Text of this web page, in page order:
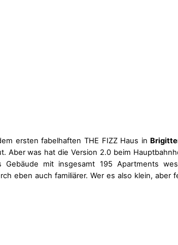
ersten fabelhaften THE FIZZ Haus in
Aber was hat die Version 2.0 beim
Gebäude mit insgesamt 195 Apartments
eben auch familiärer. Wer es also klein, aber